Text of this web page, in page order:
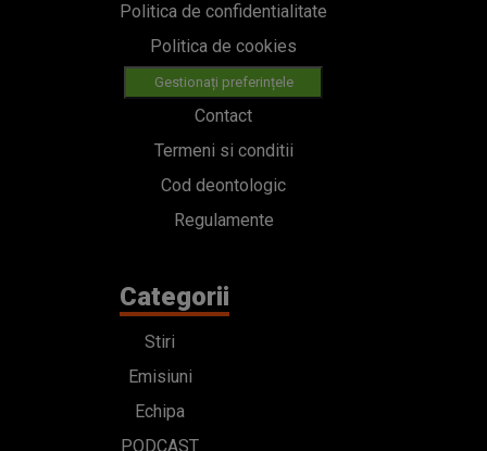
Politica de confidentialitate
Politica de cookies
Gestionați preferințele
Contact
Termeni si conditii
Cod deontologic
Regulamente
Categorii
Stiri
Emisiuni
Echipa
PODCAST